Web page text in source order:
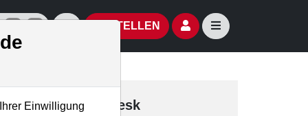
Social Media-Accounts
Aktien- und Artikelsuche öffnen
BESTELLEN Seitennavigation
Trading-Desk
Einwilligung